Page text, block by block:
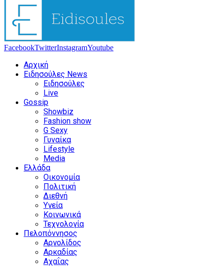
FacebookTwitterInstagramYoutube
Αρχική
Ειδησούλες News
Ειδησούλες
Live
Gossip
Showbiz
Fashion show
G Sexy
Γυναίκα
Lifestyle
Media
Ελλάδα
Οικονομία
Πολιτική
Διεθνή
Υγεία
Κοινωνικά
Τεχνολογία
Πελοπόννησος
Αργολίδος
Αρκαδίας
Αχαΐας